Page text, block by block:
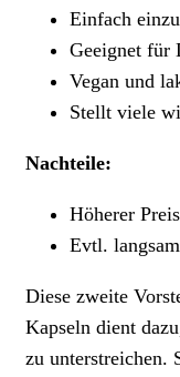
Einfach
Geeignet für
Vegan und
Stellt viele
Nachteile:
Höherer
Evtl.
Diese zweite
Kapseln dient
zu unterstreichen.